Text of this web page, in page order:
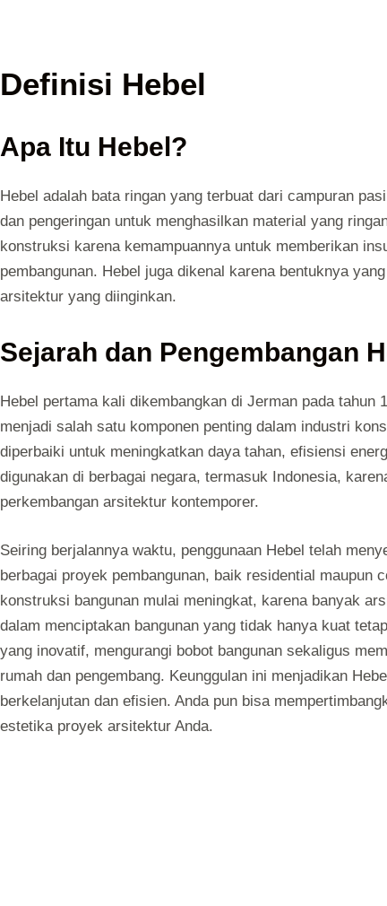
Definisi Hebel
Apa Itu Hebel?
Hebel adalah bata ringan yang terbuat dari campuran
dan pengeringan untuk menghasilkan material yang
konstruksi karena kemampuannya untuk memberikan
pembangunan. Hebel juga dikenal karena bentuknya
arsitektur yang diinginkan.
Sejarah dan Pengembangan
Hebel pertama kali dikembangkan di Jerman pada
menjadi salah satu komponen penting dalam industri
diperbaiki untuk meningkatkan daya tahan, efisiensi
digunakan di berbagai negara, termasuk Indonesia,
perkembangan arsitektur kontemporer.
Seiring berjalannya waktu, penggunaan Hebel telah
berbagai proyek pembangunan, baik residential maupun
konstruksi bangunan mulai meningkat, karena banyak
dalam menciptakan bangunan yang tidak hanya kuat
yang inovatif, mengurangi bobot bangunan sekaligus
rumah dan pengembang. Keunggulan ini menjadikan
berkelanjutan dan efisien. Anda pun bisa
estetika proyek arsitektur Anda.